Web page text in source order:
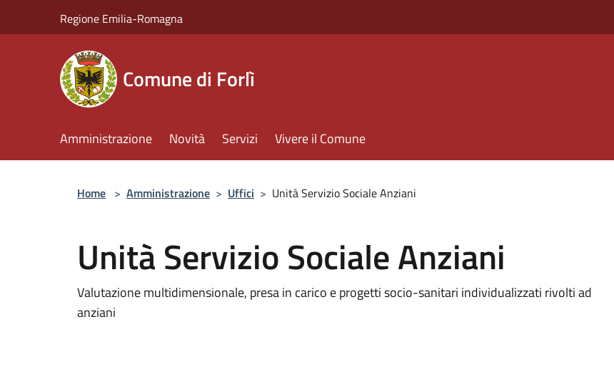
Regione Emilia-Romagna
Comune di Forlì
Amministrazione Novità Servizi Vivere il Comune
Home > Amministrazione > Uffici > Unità Servizio Sociale Anziani
Unità Servizio Sociale Anziani
Valutazione multidimensionale, presa in carico e progetti socio-sanitari individualizzati rivolti ad
anziani